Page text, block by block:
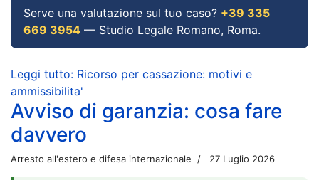
Serve una valutazione sul tuo caso? +39 335
669 3954 — Studio Legale Romano, Roma.
Leggi tutto: Ricorso per cassazione: motivi e
ammissibilita'
Avviso di garanzia: cosa fare
davvero
Arresto all'estero e difesa internazionale 27 Luglio 2026